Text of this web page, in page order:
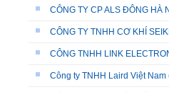
CÔNG TY CP ALS ĐÔNG HÀ
CÔNG TY TNHH CƠ KHÍ
CÔNG TNHH LINK
Công ty TNHH Laird Việt